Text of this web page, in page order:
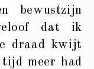
bewustzijn
dat ik
draad kwijt
meer had